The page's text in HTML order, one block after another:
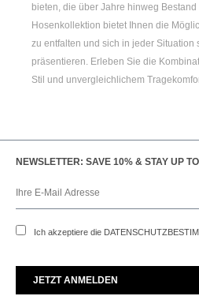
bieten, die über Jahre hinweg
Hosenkollektion bietet Ihnen die
zu entfalten und sich in jeder Situation
präsentieren. Erleben Sie die
Stil und unvergleichlichem
NEWSLETTER: SAVE 10% & STAY UP
Ich akzeptiere die